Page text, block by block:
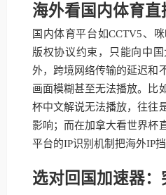
海外看国内体育
国内体育平台如CCTV5、
版权协议约束，只能向中
外，跨境网络传输的延迟和
画面模糊甚至无法播放。比
杯中文解说无法播放，往往
影响；而在加拿大看世界杯
平台的IP识别机制把海外IP挡
选对回国加速器